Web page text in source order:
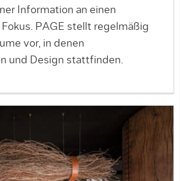
Information an einen
PAGE stellt regelmäßig
vor, in denen
und Design stattfinden.